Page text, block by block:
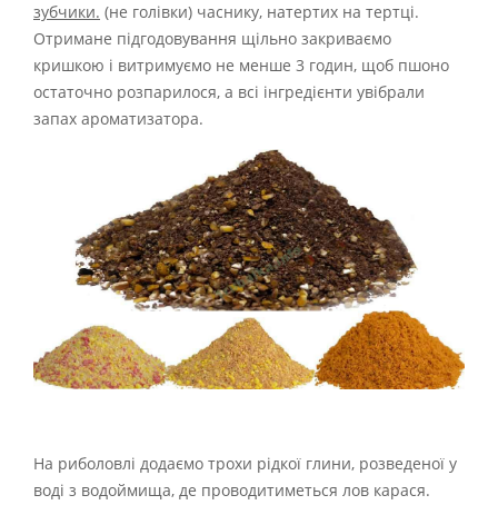
зубчики. (не голівки) часнику, натертих на тертці.
Отримане підгодовування щільно закриваємо
кришкою і витримуємо не менше 3 годин, щоб пшоно
остаточно розпарилося, а всі інгредієнти увібрали
запах ароматизатора.
На риболовлі додаємо трохи рідкої глини, розведеної у
воді з водоймища, де проводитиметься лов карася.